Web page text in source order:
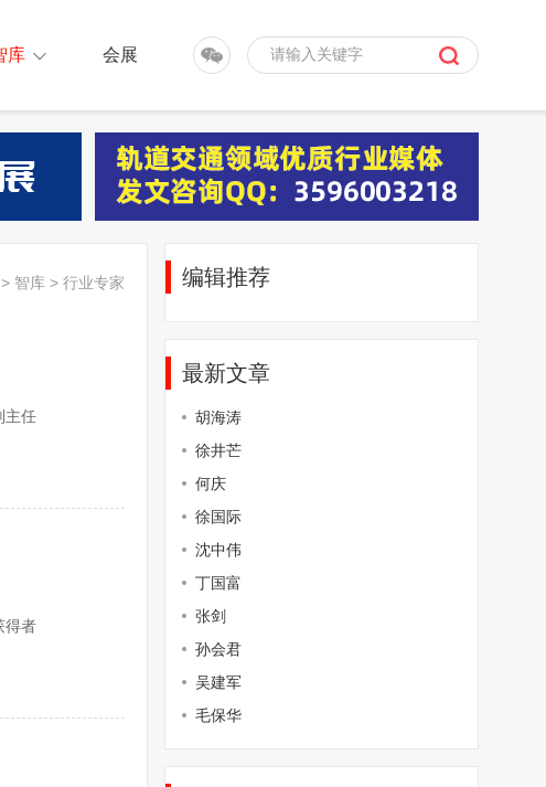
库 会展
> 智库 > 行业专家
主任
得者
编辑推荐
最新文章
胡海涛
徐井芒
何庆
徐国际
沈中伟
丁国富
张剑
孙会君
吴建军
毛保华